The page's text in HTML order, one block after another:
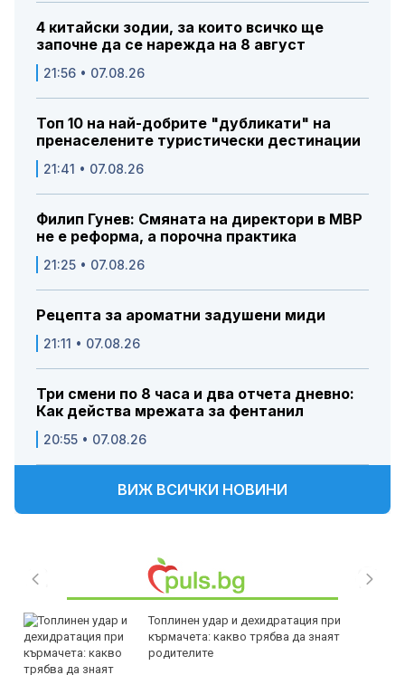
4 китайски зодии, за които всичко ще
започне да се нарежда на 8 август
21:56 • 07.08.26
Топ 10 на най-добрите "дубликати" на
пренаселените туристически дестинации
21:41 • 07.08.26
Филип Гунев: Смяната на директори в МВР
не е реформа, а порочна практика
21:25 • 07.08.26
Рецепта за ароматни задушени миди
21:11 • 07.08.26
Три смени по 8 часа и два отчета дневно:
Как действа мрежата за фентанил
20:55 • 07.08.26
ВИЖ ВСИЧКИ НОВИНИ
Топлинен удар и дехидратация при
кърмачета: какво трябва да знаят
родителите